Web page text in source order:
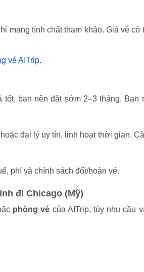
mang tính chất tham khảo. Giá vé có
vé AITrip.
tốt, bạn nên đặt sớm 2–3 tháng. Bạn
đại lý uy tín, linh hoạt thời gian.
phí và chính sách đổi/hoàn vé.
đi Chicago (Mỹ)
phòng vé của AITrip, tùy nhu cầu